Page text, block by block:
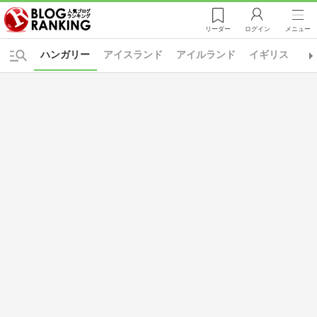
リーダー ログイン メニュー
アイスランド アイルランド イギリス
ハンガリー